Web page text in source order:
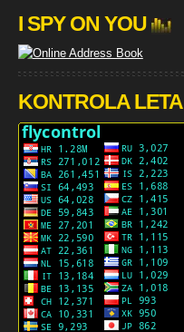
I SPY ON YOU
KONTROLA LETA